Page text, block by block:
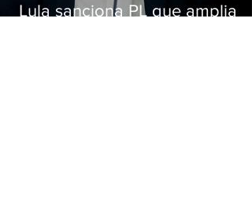
Lula sanciona PL que amplia